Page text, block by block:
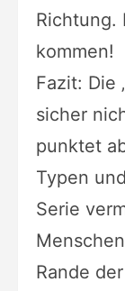
Richtung.
kommen!
Fazit: Die
sicher
punktet
Typen
Serie
Rande